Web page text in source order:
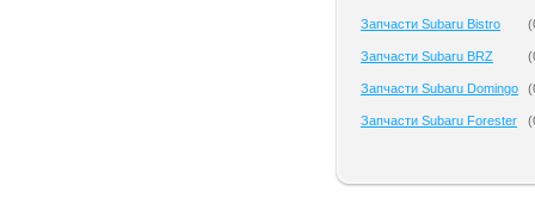
Запчасти Subaru Bistro (
Запчасти Subaru BRZ (
Запчасти Subaru Domingo (
Запчасти Subaru Forester (